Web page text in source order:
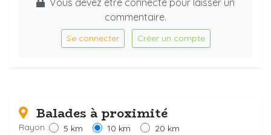
commentaire.
Se connecter Créer un compte
Balades à proximité
Rayon : 5 km 10 km 20 km